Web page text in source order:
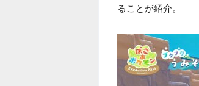
ることが紹介。